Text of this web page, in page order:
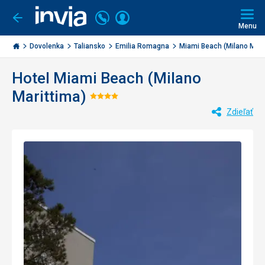
Ísť
späť
Invia.sk
Volajte
+421
2
3221
Prihlásiť
Menu
Dovolenka Taliansko Emilia Romagna Miami Beach (Milano Ma...
Hotel Miami Beach (Milano
Marittima) Hodnotenie:
Zdieľať